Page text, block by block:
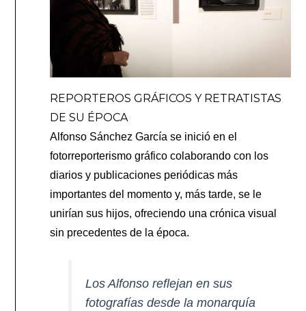
REPORTEROS GRÁFICOS Y RETRATISTAS
DE SU ÉPOCA
Alfonso Sánchez García se inició en el
fotorreporterismo gráfico colaborando con los
diarios y publicaciones periódicas más
importantes del momento y, más tarde, se le
unirían sus hijos, ofreciendo una crónica visual
sin precedentes de la época.
Los Alfonso reflejan en sus
fotografías desde la monarquía